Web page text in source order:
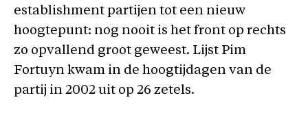
establishment partijen tot een nieuw
hoogtepunt: nog nooit is het front op rechts
zo opvallend groot geweest. Lijst Pim
Fortuyn kwam in de hoogtijdagen van de
partij in 2002 uit op 26 zetels.